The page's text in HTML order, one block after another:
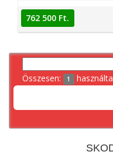
762 500 Ft.
Összesen: 1